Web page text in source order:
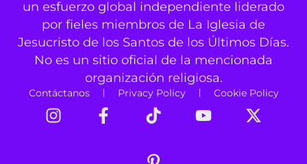
un esfuerzo global independiente liderado
por fieles miembros de La Iglesia de
Jesucristo de los Santos de los Últimos Días.
No es un sitio oficial de la mencionada
organización religiosa.
Contáctanos Privacy Policy Cookie Policy